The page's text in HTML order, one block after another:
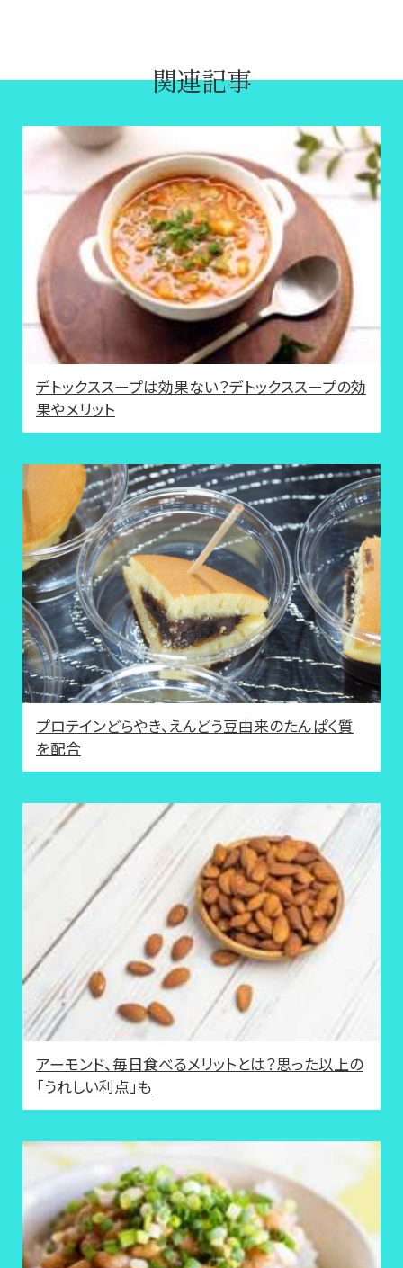
関連記事
デトックススープは効果ない？デトックススープの効
果やメリット
プロテインどらやき、えんどう豆由来のたんぱく質
を配合
アーモンド、毎日食べるメリットとは？思った以上の
「うれしい利点」も